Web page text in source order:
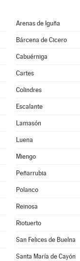
Arenas de Iguña
Bárcena de Cicero
Cabuérniga
Cartes
Colindres
Escalante
Lamasón
Luena
Miengo
Peñarrubia
Polanco
Reinosa
Riotuerto
San Felices de Buelna
Santa María de Cayón